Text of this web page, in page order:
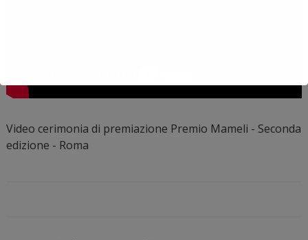
Video cerimonia di premiazione Premio Mameli - Seconda
edizione - Roma